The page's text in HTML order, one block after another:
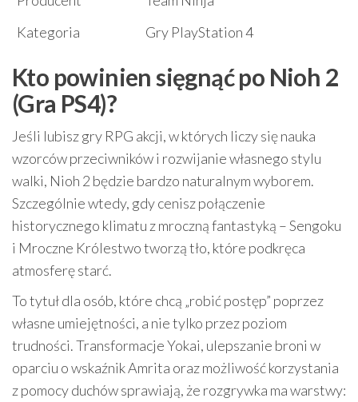
Kategoria
Gry PlayStation 4
Kto powinien sięgnąć po Nioh 2
(Gra PS4)?
Jeśli lubisz gry RPG akcji, w których liczy się nauka
wzorców przeciwników i rozwijanie własnego stylu
walki, Nioh 2 będzie bardzo naturalnym wyborem.
Szczególnie wtedy, gdy cenisz połączenie
historycznego klimatu z mroczną fantastyką – Sengoku
i Mroczne Królestwo tworzą tło, które podkręca
atmosferę starć.
To tytuł dla osób, które chcą „robić postęp” poprzez
własne umiejętności, a nie tylko przez poziom
trudności. Transformacje Yokai, ulepszanie broni w
oparciu o wskaźnik Amrita oraz możliwość korzystania
z pomocy duchów sprawiają, że rozgrywka ma warstwy: